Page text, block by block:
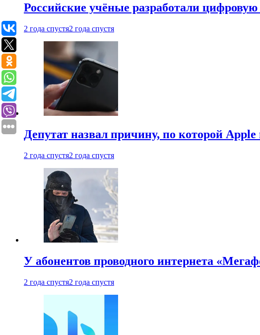
Российские учёные разработали
2 года спустя2 года спустя
Депутат назвал причину, по которой
2 года спустя2 года спустя
У абонентов проводного интернета
2 года спустя2 года спустя